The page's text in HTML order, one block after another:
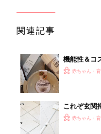
関連記事
機能性＆コ
リコ（
赤ちゃん・
これぞ玄関
ンズ】SNS
赤ちゃん・